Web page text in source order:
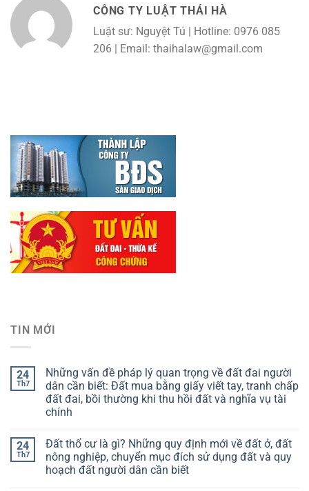
CÔNG TY LUẬT THÁI HÀ
Luật sư: Nguyệt Tú | Hotline: 0976 085
206 | Email: thaihalaw@gmail.com
TIN MỚI
24
Th7
Những vấn đề pháp lý quan trọng về đất đai người
dân cần biết: Đất mua bằng giấy viết tay, tranh chấp
đất đai, bồi thường khi thu hồi đất và nghĩa vụ tài
chính
24
Th7
Đất thổ cư là gì? Những quy định mới về đất ở, đất
nông nghiệp, chuyển mục đích sử dụng đất và quy
hoạch đất người dân cần biết